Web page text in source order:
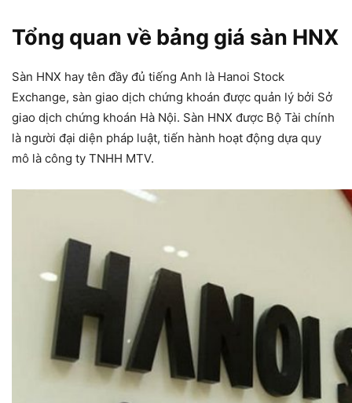
Tổng quan về bảng giá sàn HNX
Sàn HNX hay tên đầy đủ tiếng Anh là Hanoi Stock
Exchange, sàn giao dịch chứng khoán được quản lý bởi Sở
giao dịch chứng khoán Hà Nội. Sàn HNX được Bộ Tài chính
là người đại diện pháp luật, tiến hành hoạt động dựa quy
mô là công ty TNHH MTV.